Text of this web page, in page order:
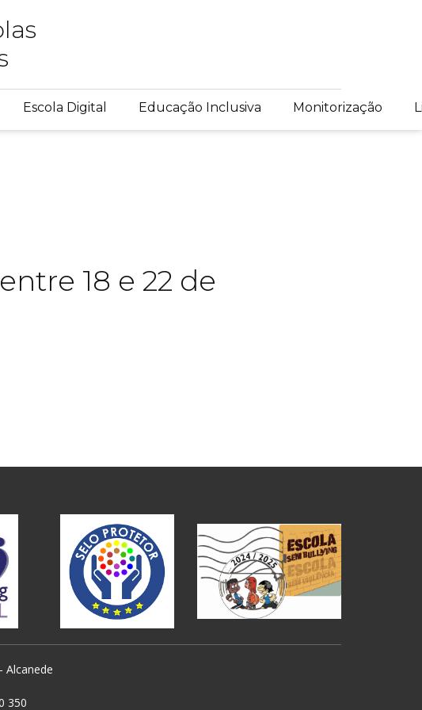
Escola Digital Educação Inclusiva Monitorização
18 e 22 de
Alcanede
350